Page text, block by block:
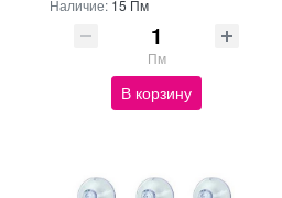
Наличие: 15 Пм
Пм
В корзину